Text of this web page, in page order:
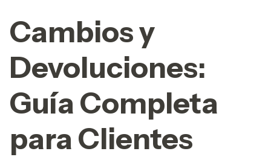
Cambios y
Devoluciones:
Guía Completa
para Clientes